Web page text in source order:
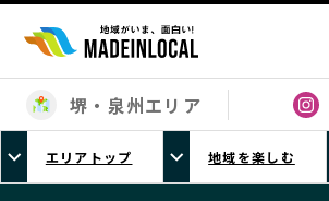
エリアから探す
北海道エリア
青森エリア
堺・泉州エリア
エリアトップ 地域を楽しむ